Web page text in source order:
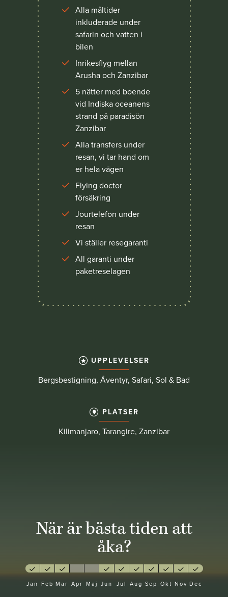
Alla måltider
inkluderade under
safarin och vatten i
bilen
Inrikesflyg mellan
Arusha och Zanzibar
5 nätter med boende
vid Indiska oceanens
strand på paradisön
Zanzibar
Alla transfers under
resan, vi tar hand om
er hela vägen
Flying doctor
försäkring
Jourtelefon under
resan
Vi ställer resegaranti
All garanti under
paketreselagen
UPPLEVELSER
Bergsbestigning, Äventyr, Safari, Sol & Bad
PLATSER
Kilimanjaro, Tarangire, Zanzibar
När är bästa tiden att
åka?
Jan Feb Mar Apr Maj Jun Jul Aug Sep Okt Nov Dec